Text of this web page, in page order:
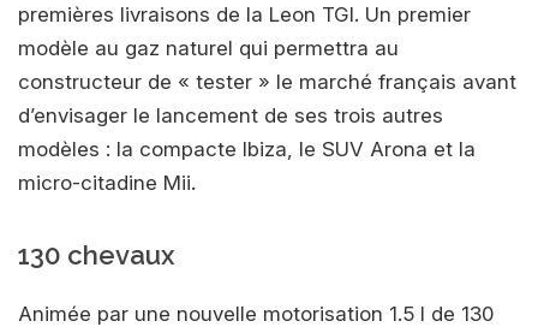
premières livraisons de la Leon TGI. Un premier
modèle au gaz naturel qui permettra au
constructeur de « tester » le marché français avant
d’envisager le lancement de ses trois autres
modèles : la compacte Ibiza, le SUV Arona et la
micro-citadine Mii.
130 chevaux
Animée par une nouvelle motorisation 1.5 l de 130